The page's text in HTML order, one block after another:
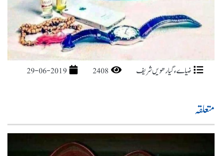
29-06-2019 2408 ضیاےء گیارھویں شریف
متعلقہ